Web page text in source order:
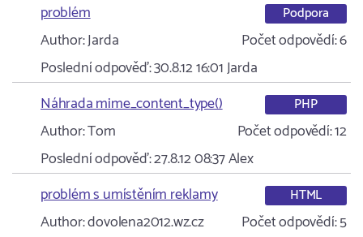
problém
Podpora
Author:Jarda Počet odpovědí:6
Poslední odpověď:30.8.12 16:01Jarda
Náhrada mime_content_type()
PHP
Author:Tom Počet odpovědí:12
Poslední odpověď:27.8.12 08:37Alex
problém s umístěním reklamy
HTML
Author:dovolena2012.wz.cz Počet odpovědí:5